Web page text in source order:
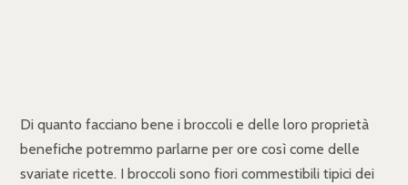
Di quanto facciano bene i broccoli e delle loro proprietà
benefiche potremmo parlarne per ore così come delle
svariate ricette. I broccoli sono fiori commestibili tipici dei